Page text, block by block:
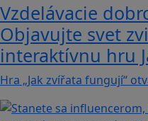
Vzdelávacie
Objavujte svet
interaktívnu hru
Hra „Jak zvířata fungují“